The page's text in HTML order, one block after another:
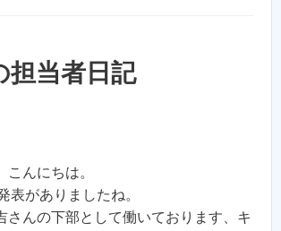
担当者日記
こんにちは。
表がありましたね。
さんの下部として働いております、キ